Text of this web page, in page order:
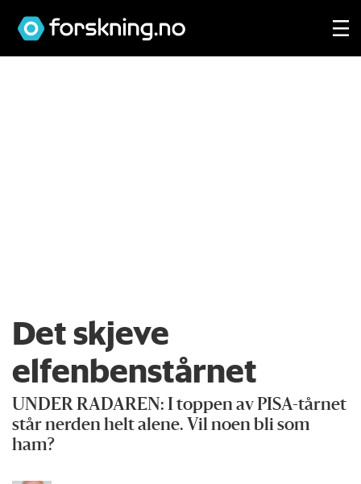
Det skjeve
elfenbenstårnet
UNDER RADAREN: I toppen av PISA-tårnet
står nerden helt alene. Vil noen bli som
ham?